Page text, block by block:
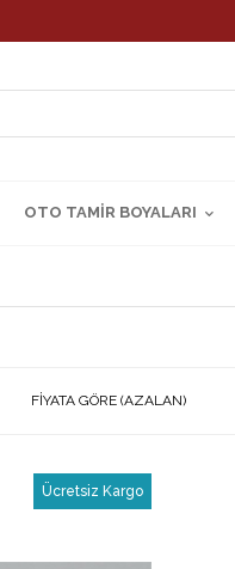
OTO TAMİR BOYALARI
FIYATA GÖRE (AZALAN)
Ücretsiz Kargo